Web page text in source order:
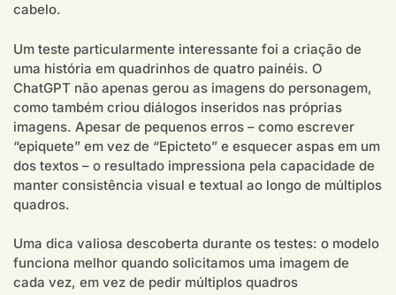
cabelo.
Um teste particularmente interessante foi a criação de
uma história em quadrinhos de quatro painéis. O
ChatGPT não apenas gerou as imagens do personagem,
como também criou diálogos inseridos nas próprias
imagens. Apesar de pequenos erros – como escrever
“epiquete” em vez de “Epicteto” e esquecer aspas em um
dos textos – o resultado impressiona pela capacidade de
manter consistência visual e textual ao longo de múltiplos
quadros.
Uma dica valiosa descoberta durante os testes: o modelo
funciona melhor quando solicitamos uma imagem de
cada vez, em vez de pedir múltiplos quadros